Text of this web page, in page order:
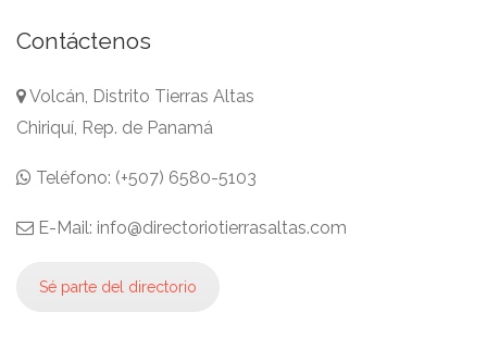
Contáctenos
Volcán, Distrito Tierras Altas
Chiriquí, Rep. de Panamá
Teléfono: (+507) 6580-5103
E-Mail: info@directoriotierrasaltas.com
Sé parte del directorio